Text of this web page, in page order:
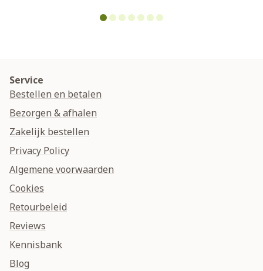
Service
Bestellen en betalen
Bezorgen & afhalen
Zakelijk bestellen
Privacy Policy
Algemene voorwaarden
Cookies
Retourbeleid
Reviews
Kennisbank
Blog